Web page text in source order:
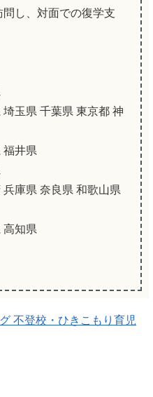
し、対面での復学支
玉県 千葉県 東京都 神
福井県
庫県 奈良県 和歌山県
高知県